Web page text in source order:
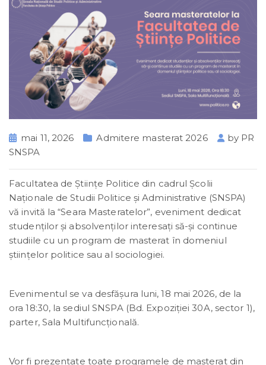
mai 11, 2026 Admitere masterat 2026 by PR
SNSPA
Facultatea de Științe Politice din cadrul Școlii
Naționale de Studii Politice și Administrative (SNSPA)
vă invită la “Seara Masteratelor”, eveniment dedicat
studenților și absolvenților interesaţi să-şi continue
studiile cu un program de masterat în domeniul
ştiinţelor politice sau al sociologiei.
Evenimentul se va desfășura luni, 18 mai 2026, de la
ora 18:30, la sediul SNSPA (Bd. Expoziției 30A, sector 1),
parter, Sala Multifuncțională.
Vor fi prezentate toate programele de masterat din